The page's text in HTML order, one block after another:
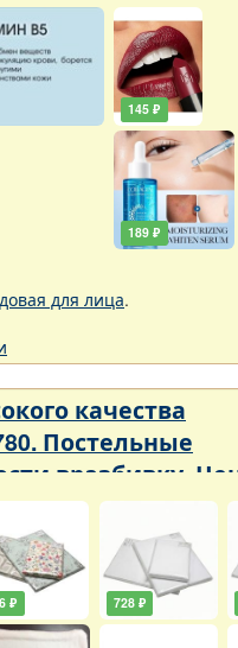
145 ₽
189 ₽
для лица.
качества
Постельные
вразбивку.
₽ 728 ₽